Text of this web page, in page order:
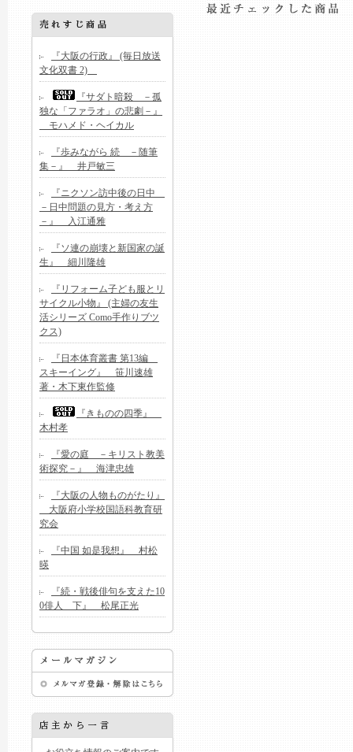
『大阪の行政』 (毎日放送
文化双書 2)
『サダト暗殺 －孤
独な「ファラオ」の悲劇－』
モハメド・ヘイカル
『歩みながら 続 －随筆
集－』 井戸敏三
『ニクソン訪中後の日中
－日中問題の見方・考え方
－』 入江通雅
『ソ連の崩壊と新国家の誕
生』 細川隆雄
『リフォーム子ども服とリ
サイクル小物』 (主婦の友生
活シリーズ Como手作りブツ
クス)
『日本体育叢書 第13編
スキーイング』 笹川速雄
著・木下東作監修
『きものの四季』
木村孝
『愛の庭 －キリスト教美
術探究－』 海津忠雄
『大阪の人物ものがたり』
大阪府小学校国語科教育研
究会
『中国 如是我想』 村松
暎
『続・戦後俳句を支えた10
0俳人 下』 松尾正光